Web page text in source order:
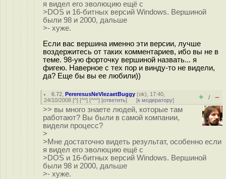
я видел его эволюцию ещё с
>DOS и 16-битных версий Windows. Вершиной
были 98 и 2000, дальше
>- хуже.
Если вас вершина именно эти версии, лучше
воздержитесь от таких комментариев, ибо вы не в
теме. 98-ую форточку вершиной назвать... я
фигею. Наверное с тех пор и винду-то не видели,
да? Еще бы вы ее любили))
6.72 ,PereresusNeVlezaetBuggy (ok), 17:40,
24/10/2008 [^] [^^] [^^^] [ответить] [к модератору] + / –
>> вы много знаете людей, которые там
работают? Вы были в самой компании,
видели процесс?
>
>Мне достаточно видеть результат, особенно если
я видел его эволюцию ещё с
>DOS и 16-битных версий Windows. Вершиной
были 98 и 2000, дальше
>- хуже.